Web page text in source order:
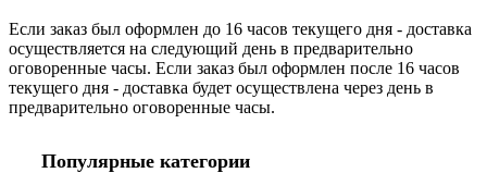
Если заказ был оформлен до 16 часов текущего дня - доставка
осуществляется на следующий день в предварительно
оговоренные часы. Если заказ был оформлен после 16 часов
текущего дня - доставка будет осуществлена через день в
предварительно оговоренные часы.
Популярные категории